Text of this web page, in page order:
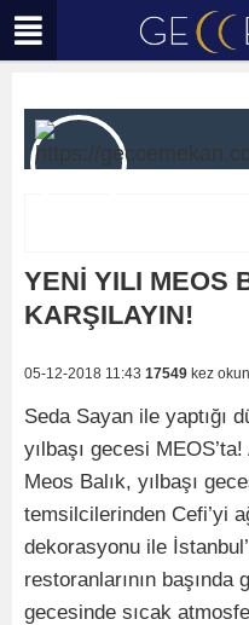
YENİ YILI MEOS
KARŞILAYIN!
05-12-2018 11:43 17549 kez
Seda Sayan ile yaptığı
yılbaşı gecesi
Meos Balık, yılbaşı
temsilcilerinden Cefi’yi
dekorasyonu ile
restoranlarının başında
gecesinde sıcak